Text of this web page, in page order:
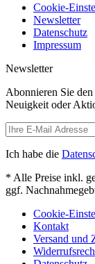
Cookie-
Newsletter
Datenschutz
Impressum
Newsletter
Abonnieren Sie
Neuigkeit oder
Ich habe die
* Alle Preise inkl.
ggf.
Cookie-
Kontakt
Versand und